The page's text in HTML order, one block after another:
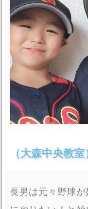
（大森中央教
長男は元々野球